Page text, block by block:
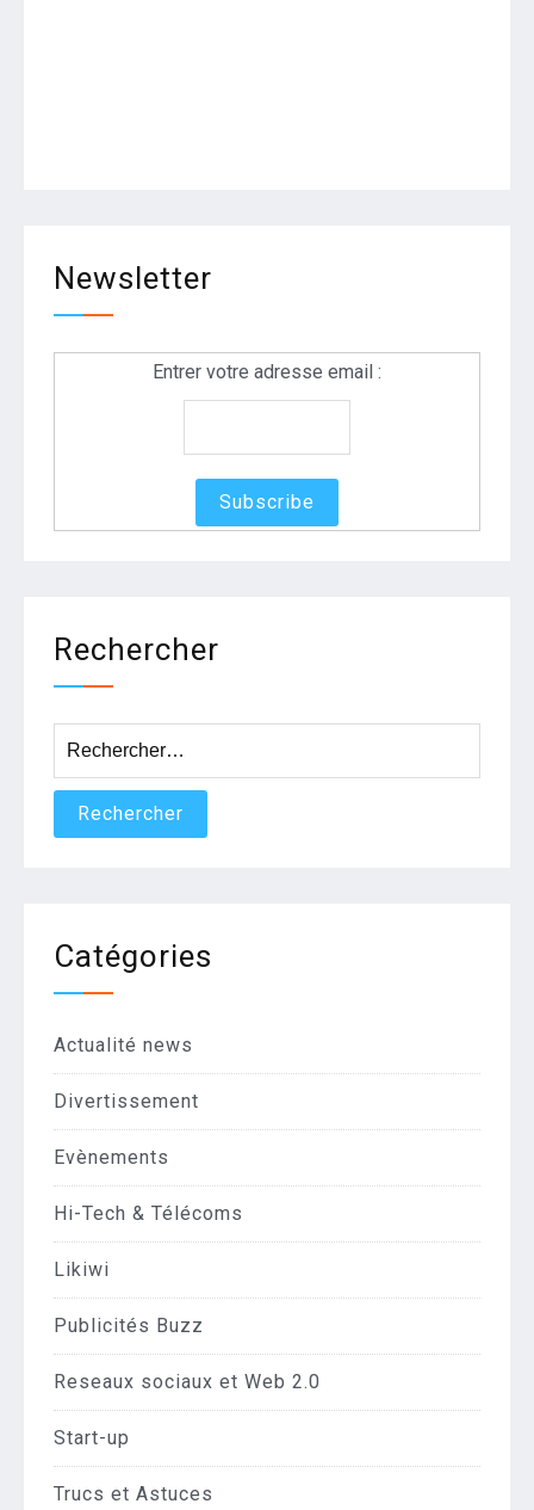
Newsletter
Entrer votre adresse email :
Rechercher
Catégories
Actualité news
Divertissement
Evènements
Hi-Tech & Télécoms
Likiwi
Publicités Buzz
Reseaux sociaux et Web 2.0
Start-up
Trucs et Astuces